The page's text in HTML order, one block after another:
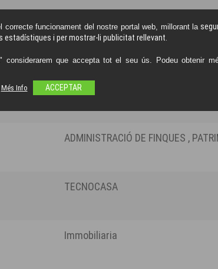
Assesors Immobiliaris
Administració de finques,vendes/
ADMINISTRACIÓ DE FINQUES ,
TECNOCASA
Immobiliaria
correcte funcionament del nostre portal web, millorant la
estadístiques i per mostrar-li publicitat rellevant.
" considerarem que accepta tot el seu ús. Podeu obtenir
Més Info
ACCEPTAR